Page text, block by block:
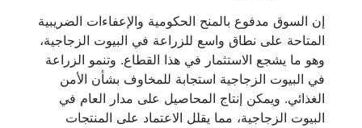
إن السوق مدفوع بالمنح الحكومية والإعفاءات الضريبية
المتاحة على نطاق واسع للزراعة في البيوت الزجاجية،
وهو ما يشجع الاستثمار في هذا القطاع. وتنمو الزراعة
في البيوت الزجاجية استجابة للمخاوف بشأن الأمن
الغذائي. ويمكن إنتاج المحاصيل على مدار العام في
البيوت الزجاجية، مما يقلل الاعتماد على المنتجات